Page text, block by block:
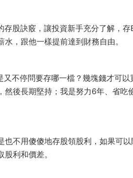
存股訣竅，讓投資新手充分了解，存
，跟他一樣提前達到財務自由。
不停問要存哪一檔？幾塊錢才可以
然後長期堅持；我是努力6年、省吃
不用傻傻地存股領股利，如果可以
利和價差。